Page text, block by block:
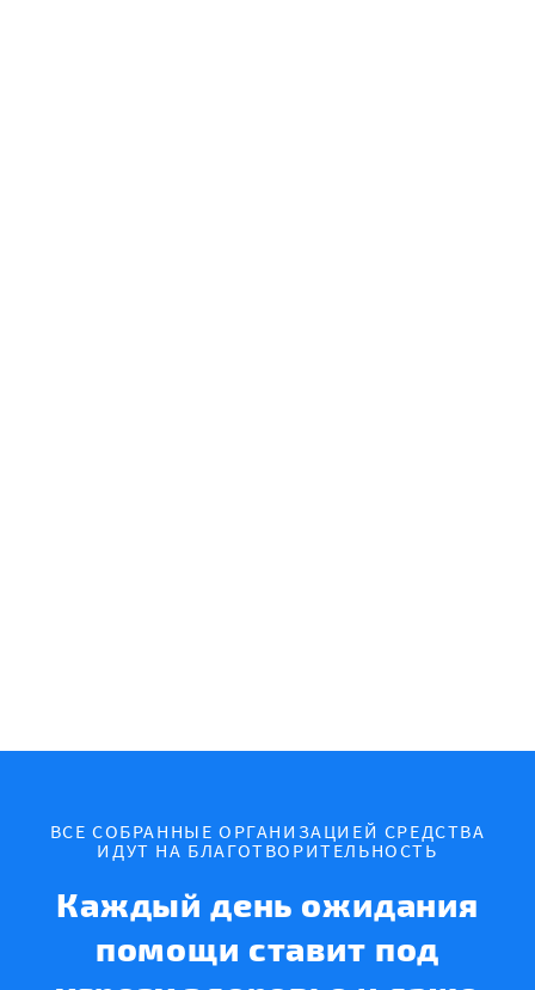
ВСЕ СОБРАННЫЕ ОРГАНИЗАЦИЕЙ СРЕДСТВА
ИДУТ НА БЛАГОТВОРИТЕЛЬНОСТЬ
Каждый день ожидания
помощи ставит под